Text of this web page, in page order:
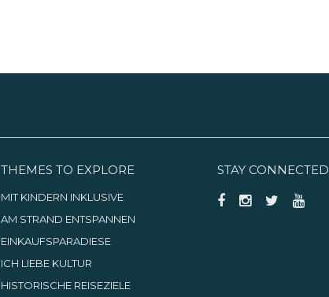
THEMES TO EXPLORE
MIT KINDERN INKLUSIVE
AM STRAND ENTSPANNEN
EINKAUFSPARADIESE
ICH LIEBE KULTUR
HISTORISCHE REISEZIELE
STAY CONNECTED